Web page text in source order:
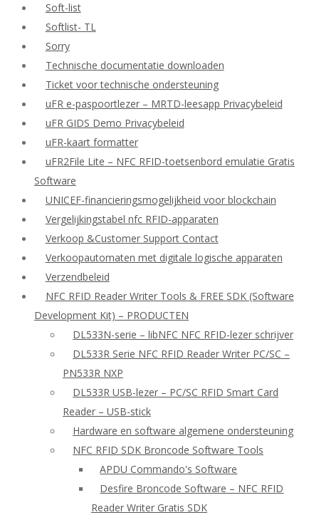
Soft-list
Softlist- TL
Sorry
Technische documentatie downloaden
Ticket voor technische ondersteuning
uFR e-paspoortlezer – MRTD-leesapp Privacybeleid
uFR GIDS Demo Privacybeleid
uFR-kaart formatter
uFR2File Lite – NFC RFID-toetsenbord emulatie Gratis
Software
UNICEF-financieringsmogelijkheid voor blockchain
Vergelijkingstabel nfc RFID-apparaten
Verkoop &Customer Support Contact
Verkoopautomaten met digitale logische apparaten
Verzendbeleid
NFC RFID Reader Writer Tools & FREE SDK (Software
Development Kit) – PRODUCTEN
DL533N-serie – libNFC NFC RFID-lezer schrijver
DL533R Serie NFC RFID Reader Writer PC/SC –
PN533R NXP
DL533R USB-lezer – PC/SC RFID Smart Card
Reader – USB-stick
Hardware en software algemene ondersteuning
NFC RFID SDK Broncode Software Tools
APDU Commando's Software
Desfire Broncode Software – NFC RFID
Reader Writer Gratis SDK